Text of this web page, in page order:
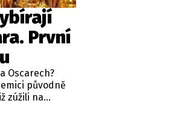
První
Oscarech?
původně
zúžili na